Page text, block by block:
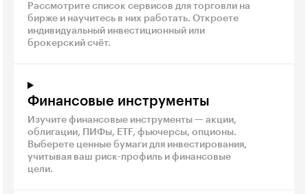
Рассмотрите список сервисов для торговли на
бирже и научитесь в них работать. Откроете
индивидуальный инвестиционный или
брокерский счёт.
Финансовые инструменты
Изучите финансовые инструменты — акции,
облигации, ПИФы, ETF, фьючерсы, опционы.
Выберете ценные бумаги для инвестирования,
учитывая ваш риск-профиль и финансовые
цели.